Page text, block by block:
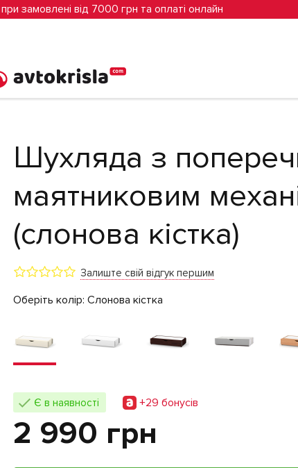
замовлені від 7000 грн та оплаті онлайн
Шухляда з
маятниковим
(слонова кістка)
Залиште свій відгук першим
Оберіть колір: Слонова кістка
Є в наявності +29 бонусiв
2 990 грн